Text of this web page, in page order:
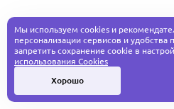
Мы используем cookies и
персонализации сервисов и
запретить сохранение cookie в
использования Cookies
Хорошо